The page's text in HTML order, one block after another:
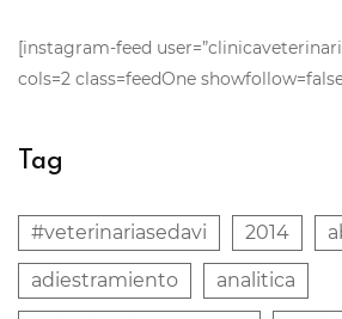
[instagram-feed
cols=2 class=feedOne
Tag
#veterinariasedavi 2014
adiestramiento analitica